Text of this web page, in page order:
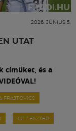
2026. JÚNIUS 5.
UTAT
címüket, és a
FRAJTOVICS
OTT ESZTER